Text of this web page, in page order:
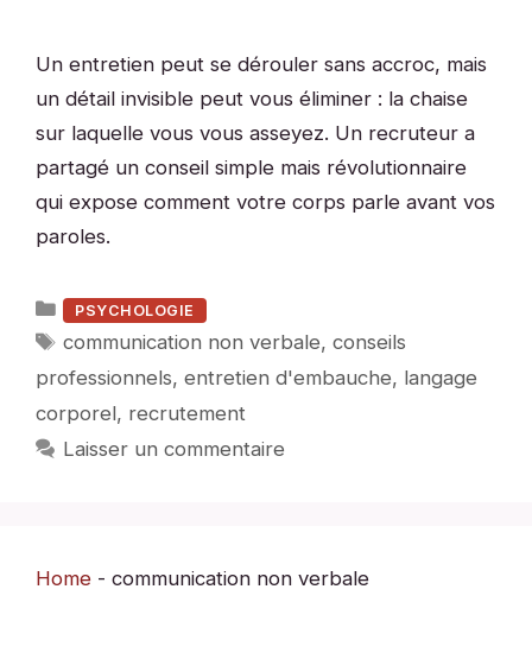
Un entretien peut se dérouler sans accroc, mais
un détail invisible peut vous éliminer : la chaise
sur laquelle vous vous asseyez. Un recruteur a
partagé un conseil simple mais révolutionnaire
qui expose comment votre corps parle avant vos
paroles.
Catégories
PSYCHOLOGIE
Étiquettes
communication non verbale,conseils
professionnels, entretien d'embauche, langage
corporel, recrutement
Laisser un commentaire
Home - communication non verbale